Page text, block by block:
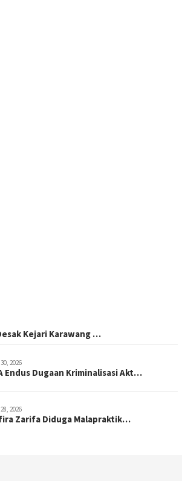
Kejari Karawang …
2026
Endus Dugaan Kriminalisasi Akt…
2026
Zarifa Diduga Malapraktik…